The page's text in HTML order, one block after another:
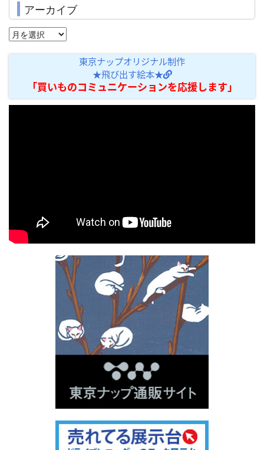
アーカイブ
ア
ブ
東京ナップオリジナル制作
★飛び出す絵本★
「買いものコミュニケーションを応援します」